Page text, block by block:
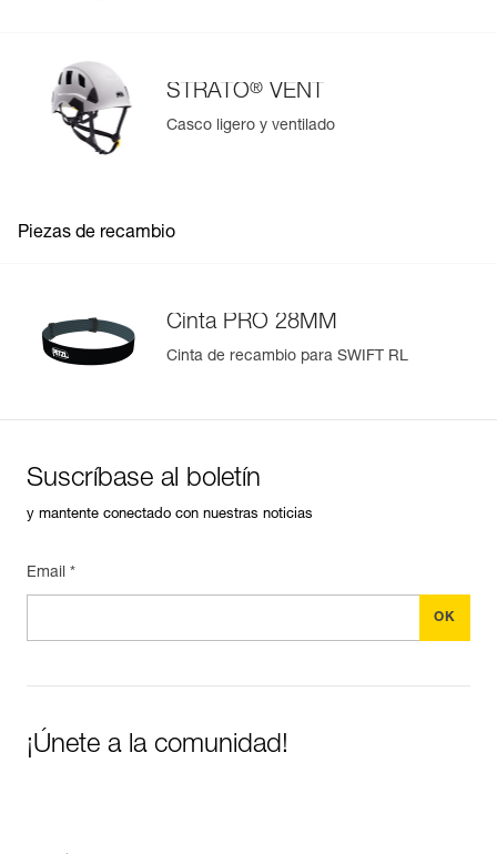
STRATO® VENT
Casco ligero y ventilado
Piezas de recambio
Cinta PRO 28MM
Cinta de recambio para SWIFT RL
Suscríbase al boletín
y mantente conectado con nuestras noticias
Email *
¡Únete a la comunidad!